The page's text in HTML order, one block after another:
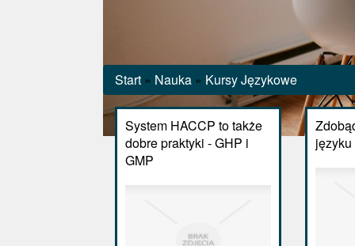
Start » Nauka » Kursy Językowe
System HACCP to także
dobre praktyki - GHP i
GMP
języku